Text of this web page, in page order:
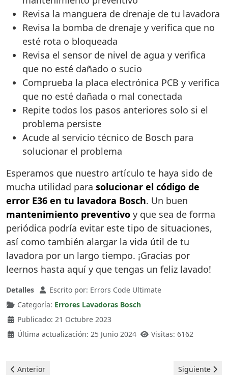
Revisa la manguera de drenaje de tu lavadora
Revisa la bomba de drenaje y verifica que no
esté rota o bloqueada
Revisa el sensor de nivel de agua y verifica
que no esté dañado o sucio
Comprueba la placa electrónica PCB y verifica
que no esté dañada o mal conectada
Repite todos los pasos anteriores solo si el
problema persiste
Acude al servicio técnico de Bosch para
solucionar el problema
Esperamos que nuestro artículo te haya sido de
mucha utilidad para solucionar el código de
error E36 en tu lavadora Bosch. Un buen
mantenimiento preventivo y que sea de forma
periódica podría evitar este tipo de situaciones,
así como también alargar la vida útil de tu
lavadora por un largo tiempo. ¡Gracias por
leernos hasta aquí y que tengas un feliz lavado!
Detalles Escrito por: Errors Code Ultimate
Categoría: Errores Lavadoras Bosch
Publicado: 21 Octubre 2023
Última actualización: 25 Junio 2024
Visitas: 6162
Artículo anterior: Bosch Lavadora - error E57
Anterior Artículo
Siguiente